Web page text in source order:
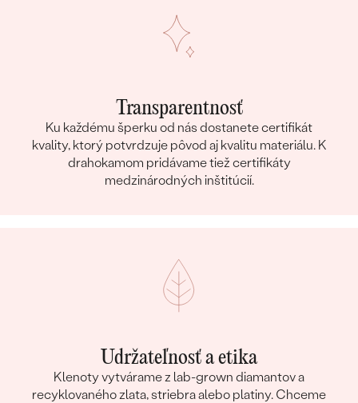
Transparentnosť
Ku každému šperku od nás dostanete certifikát
kvality, ktorý potvrdzuje pôvod aj kvalitu materiálu. K
drahokamom pridávame tiež certifikáty
medzinárodných inštitúcií.
Udržateľnosť a etika
Klenoty vytvárame z lab-grown diamantov a
recyklovaného zlata, striebra alebo platiny. Chceme